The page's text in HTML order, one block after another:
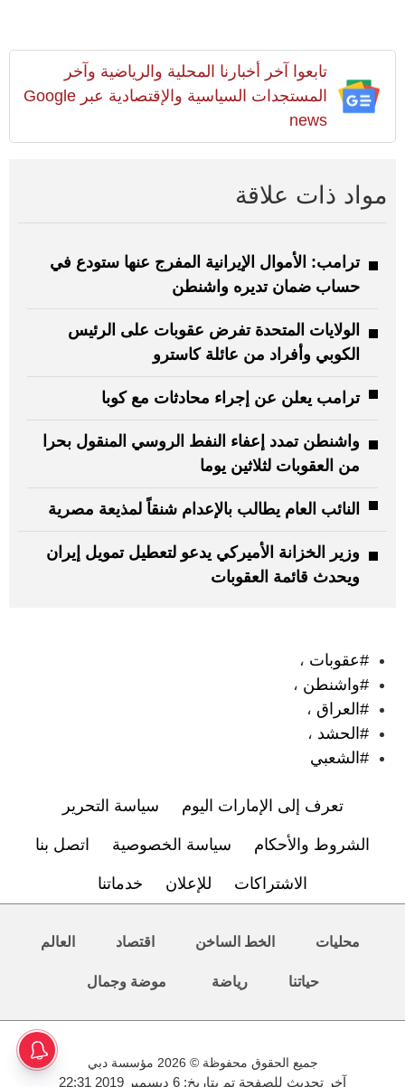
تابعوا آخر أخبارنا المحلية والرياضية وآخر
المستجدات السياسية والإقتصادية عبر Google
news
مواد ذات علاقة
ترامب: الأموال الإيرانية المفرج عنها ستودع في
حساب ضمان تديره واشنطن
الولايات المتحدة تفرض عقوبات على الرئيس
الكوبي وأفراد من عائلة كاسترو
ترامب يعلن عن إجراء محادثات مع كوبا
واشنطن تمدد إعفاء النفط الروسي المنقول بحرا
من العقوبات لثلاثين يوما
النائب العام يطالب بالإعدام شنقاً لمذيعة مصرية
وزير الخزانة الأميركي يدعو لتعطيل تمويل إيران
ويحدث قائمة العقوبات
#عقوبات ،
#واشنطن ،
#العراق ،
#الحشد ،
#الشعبي
تعرف إلى الإمارات اليوم سياسة التحرير
الشروط والأحكام سياسة الخصوصية اتصل بنا
الاشتراكات للإعلان خدماتنا
محليات الخط الساخن اقتصاد العالم
حياتنا رياضة موضة وجمال
جميع الحقوق محفوظة © 2026 مؤسسة دبي
آخر تحديث للصفحة تم بتاريخ: 6 ديسمبر 2019 22:31